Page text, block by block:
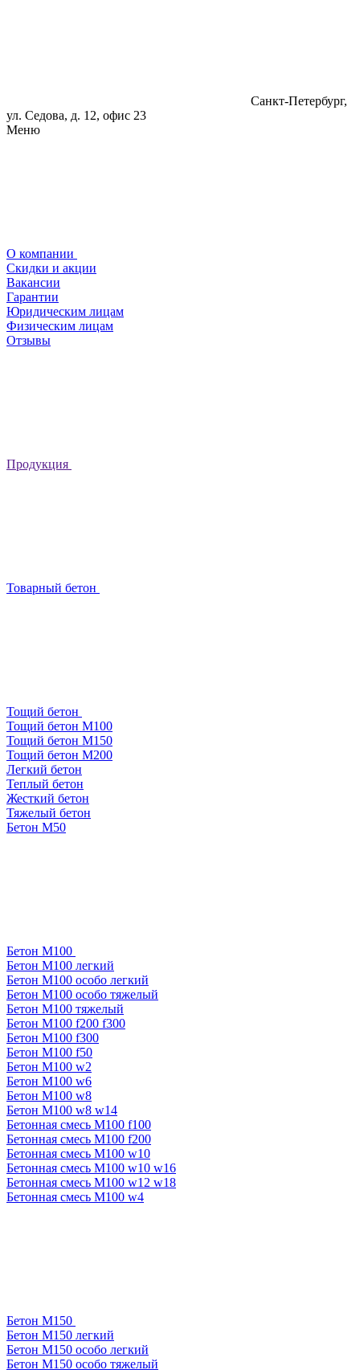
Санкт-Петербург,
ул. Седова, д. 12, офис 23
Меню
О компании
Скидки и акции
Вакансии
Гарантии
Юридическим лицам
Физическим лицам
Отзывы
Продукция
Товарный бетон
Тощий бетон
Тощий бетон М100
Тощий бетон М150
Тощий бетон М200
Легкий бетон
Теплый бетон
Жесткий бетон
Тяжелый бетон
Бетон М50
Бетон М100
Бетон М100 легкий
Бетон М100 особо легкий
Бетон М100 особо тяжелый
Бетон М100 тяжелый
Бетон М100 f200 f300
Бетон М100 f300
Бетон М100 f50
Бетон М100 w2
Бетон М100 w6
Бетон М100 w8
Бетон М100 w8 w14
Бетонная смесь М100 f100
Бетонная смесь М100 f200
Бетонная смесь М100 w10
Бетонная смесь М100 w10 w16
Бетонная смесь М100 w12 w18
Бетонная смесь М100 w4
Бетон М150
Бетон М150 легкий
Бетон М150 особо легкий
Бетон М150 особо тяжелый